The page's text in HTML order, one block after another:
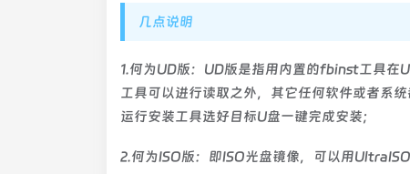
几点说明
1.何为UD版：UD版是指用内置的fbinst工具在
工具可以进行读取之外，其它任何软件或者系
运行安装工具选好目标U盘一键完成安装；
2.何为ISO版：即ISO光盘镜像，可以用